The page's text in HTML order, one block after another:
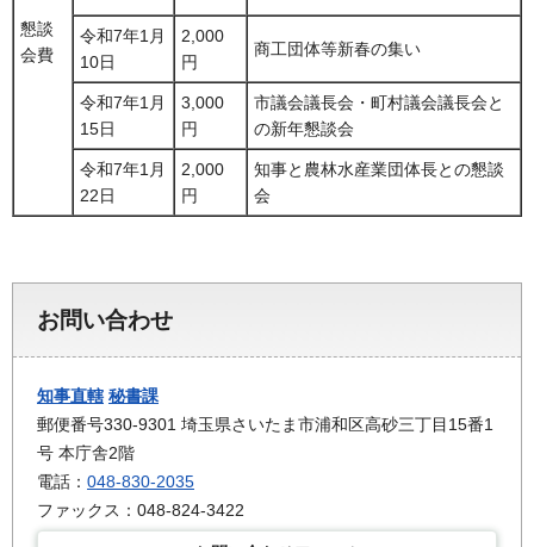
懇談
会費
令和7年1月
10日
2,000
円
商工団体等新春の集い
令和7年1月
15日
3,000
円
市議会議長会・町村議会議長会と
の新年懇談会
令和7年1月
22日
2,000
円
知事と農林水産業団体長との懇談
会
お問い合わせ
知事直轄 秘書課
郵便番号330-9301 埼玉県さいたま市浦和区高砂三丁目15番1
号 本庁舎2階
電話： 048-830-2035
ファックス：048-824-3422